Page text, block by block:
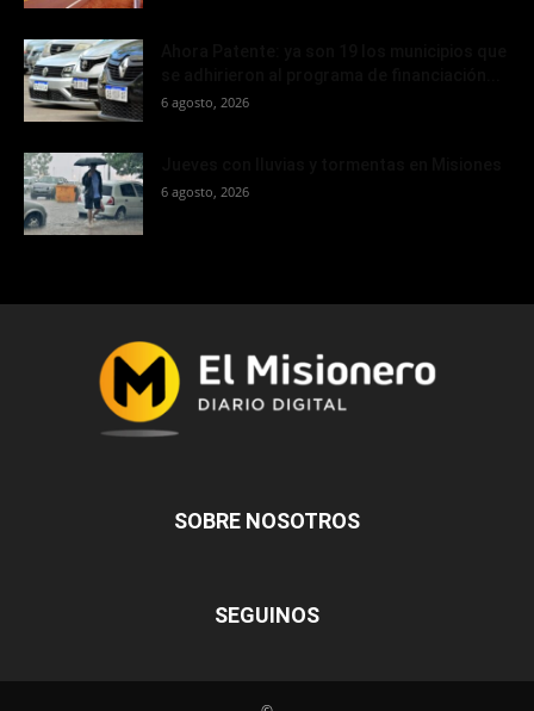
6 agosto, 2026
6 agosto, 2026
SOBRE NOSOTROS
SEGUINOS